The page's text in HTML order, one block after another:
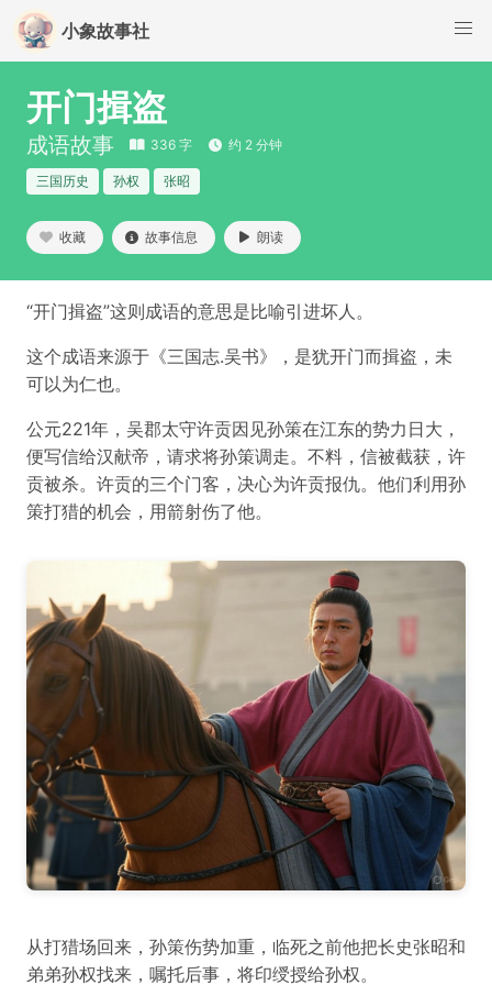
小象故事社
开门揖盗
成语故事 336 字 约 2 分钟
三国历史 孙权 张昭
收藏 故事信息 朗读
“开门揖盗”这则成语的意思是比喻引进坏人。
这个成语来源于《三国志.吴书》，是犹开门而揖盗，未
可以为仁也。
公元221年，吴郡太守许贡因见孙策在江东的势力日大，
便写信给汉献帝，请求将孙策调走。不料，信被截获，许
贡被杀。许贡的三个门客，决心为许贡报仇。他们利用孙
策打猎的机会，用箭射伤了他。
从打猎场回来，孙策伤势加重，临死之前他把长史张昭和
弟弟孙权找来，嘱托后事，将印绶授给孙权。